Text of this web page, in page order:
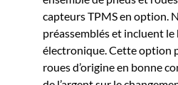
capteurs TPMS en option.
préassemblés et incluent
électronique. Cette option
roues d’origine en bonne